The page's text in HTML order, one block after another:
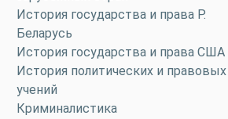
История государства и права Р.
Беларусь
История государства и права США
История политических и правовых
учений
Криминалистика